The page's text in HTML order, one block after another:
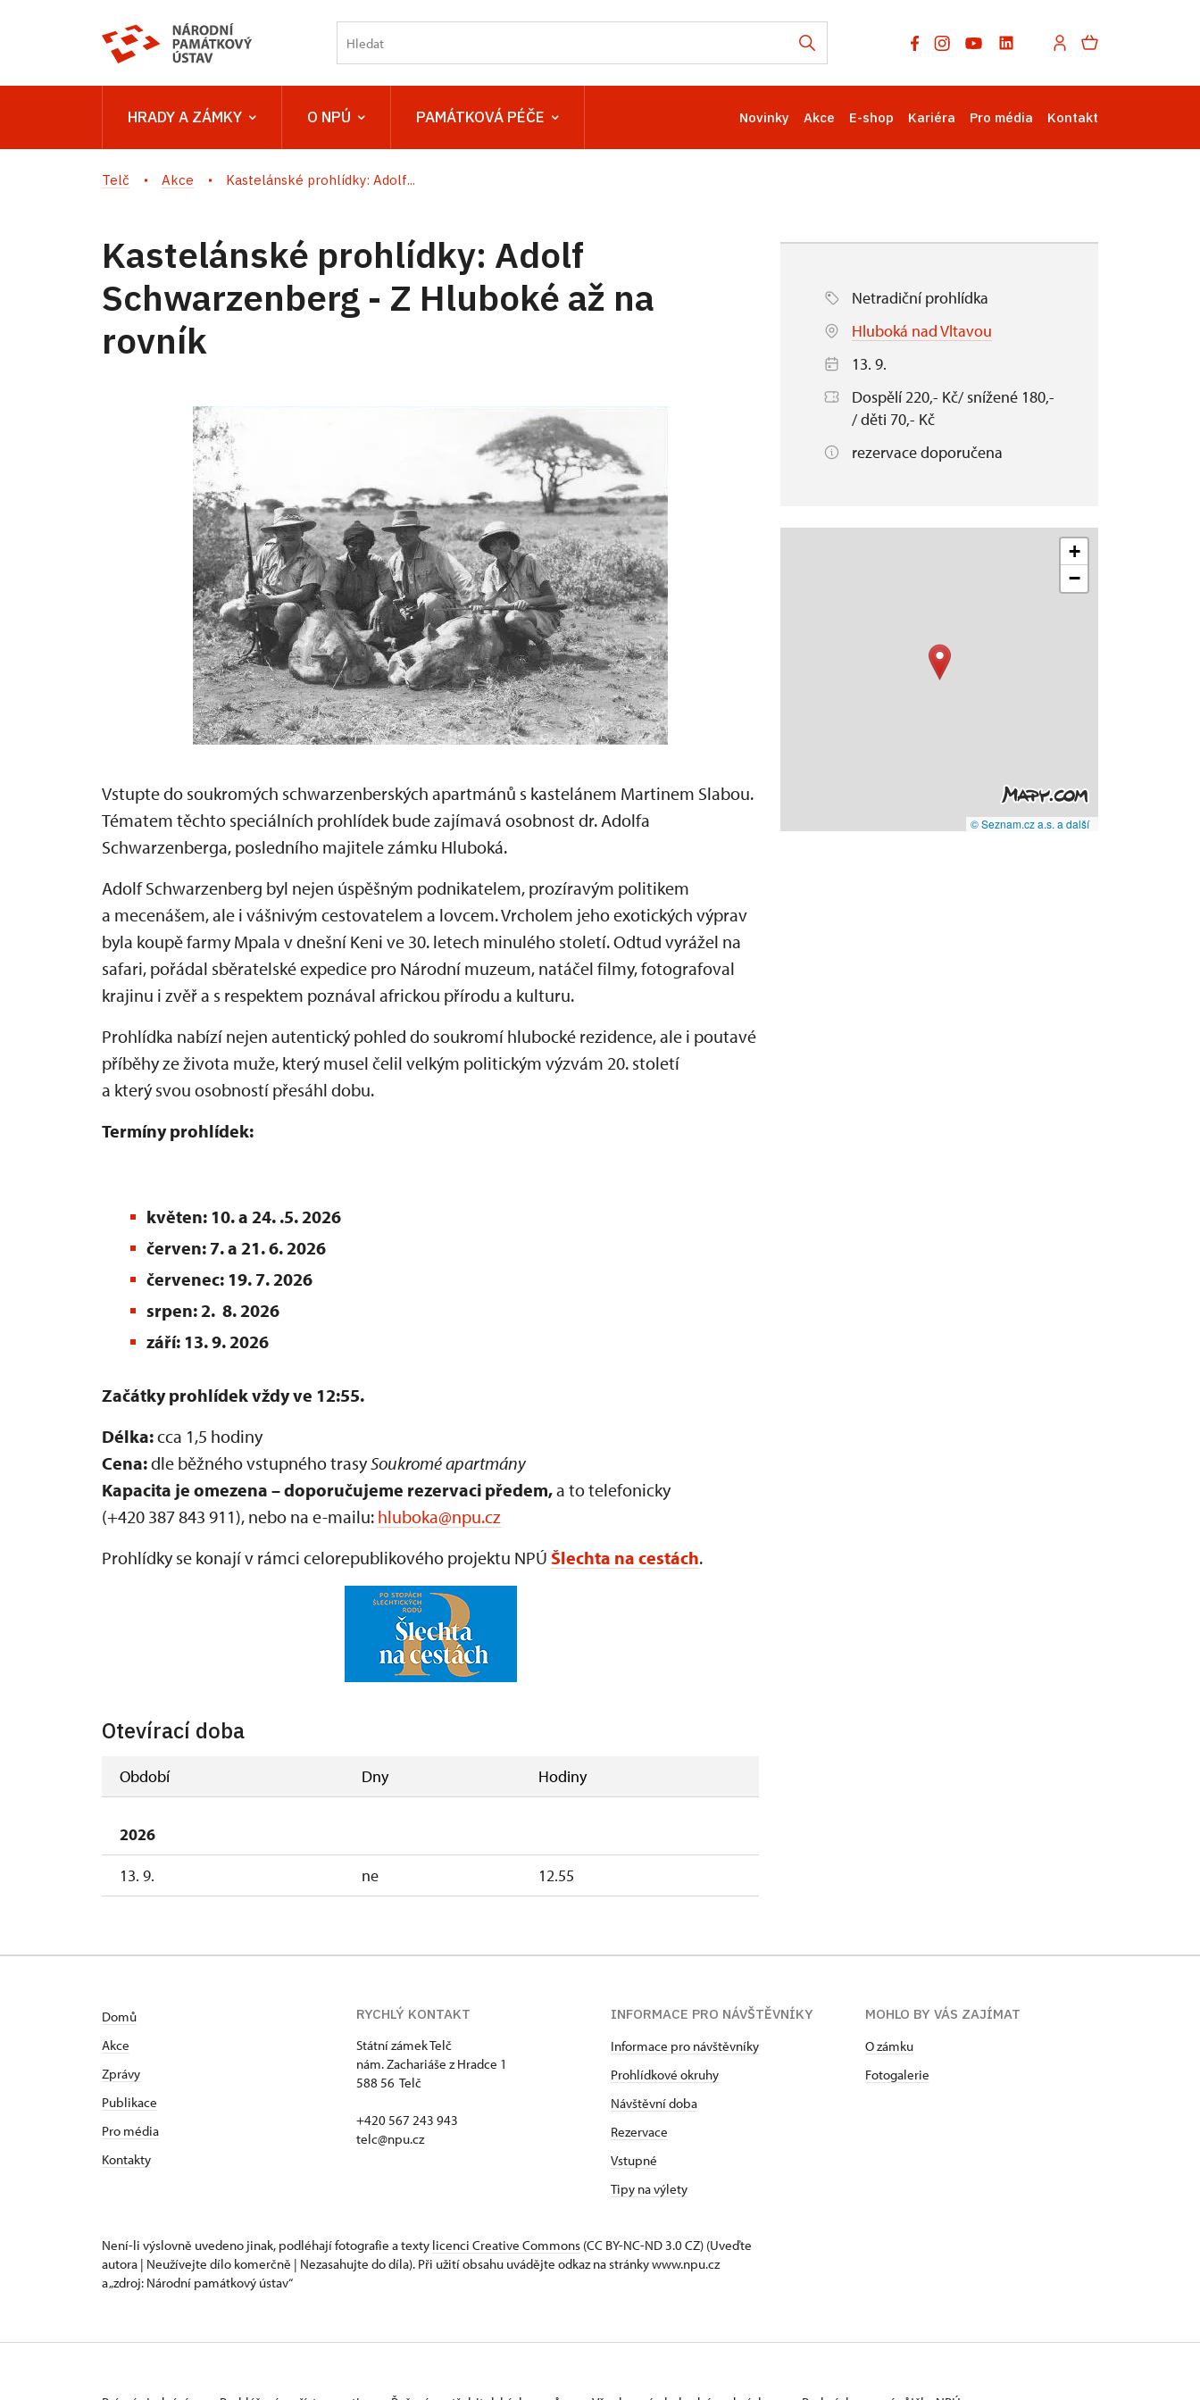
HRADY A ZÁMKY O NPÚ PAMÁTKOVÁ PÉČE Novinky Akce E-shop Kariéra Pro média Kontakt
Telč Akce Kastelánské prohlídky: Adolf...
Kastelánské prohlídky: Adolf
Schwarzenberg - Z Hluboké až na
rovník
Vstupte do soukromých schwarzenberských apartmánů s kastelánem Martinem Slabou.
Tématem těchto speciálních prohlídek bude zajímavá osobnost dr. Adolfa
Schwarzenberga, posledního majitele zámku Hluboká.
Adolf Schwarzenberg byl nejen úspěšným podnikatelem, prozíravým politikem
a mecenášem, ale i vášnivým cestovatelem a lovcem. Vrcholem jeho exotických výprav
byla koupě farmy Mpala v dnešní Keni ve 30. letech minulého století. Odtud vyrážel na
safari, pořádal sběratelské expedice pro Národní muzeum, natáčel filmy, fotografoval
krajinu i zvěř a s respektem poznával africkou přírodu a kulturu.
Prohlídka nabízí nejen autentický pohled do soukromí hlubocké rezidence, ale i poutavé
příběhy ze života muže, který musel čelil velkým politickým výzvám 20. století
a který svou osobností přesáhl dobu.
Termíny prohlídek:
květen: 10. a 24. .5. 2026
červen: 7. a 21. 6. 2026
červenec: 19. 7. 2026
srpen: 2. 8. 2026
září: 13. 9. 2026
Začátky prohlídek vždy ve 12:55.
Délka:cca 1,5 hodiny
Cena:dle běžného vstupného trasySoukromé apartmány
Kapacita je omezena – doporučujeme rezervaci předem,a to telefonicky
(+420 387 843 911), nebo na e-mailu: hluboka@npu.cz
Prohlídky se konají v rámci celorepublikového projektu NPÚ Šlechta na cestách.
Otevírací doba
Období Dny Hodiny
2026
13. 9.
ne 12.55
Netradiční prohlídka
Hluboká nad Vltavou
13. 9.
Dospělí 220,- Kč/ snížené 180,-
/ děti 70,- Kč
rezervace doporučena
+
−
© Seznam.cz a.s. a další
Domů
Akce
Zprávy
Publikace
Pro média
Kontakty
RYCHLÝ KONTAKT
Státní zámek Telč
nám. Zachariáše z Hradce 1
588 56 Telč
+420 567 243 943
telc@npu.cz
INFORMACE PRO NÁVŠTĚVNÍKY
Informace pro návštěvníky
Prohlídkové okruhy
Návštěvní doba
Rezervace
Vstupné
Tipy na výlety
MOHLO BY VÁS ZAJÍMAT
O zámku
Fotogalerie
Není-li výslovně uvedeno jinak, podléhají fotografie a texty licenci Creative Commons (CC BY-NC-ND 3.0 CZ) (Uveďte
autora | Neužívejte dílo komerčně | Nezasahujte do díla). Při užití obsahu uvádějte odkaz na stránky www.npu.cz
a „zdroj: Národní památkový ústav“